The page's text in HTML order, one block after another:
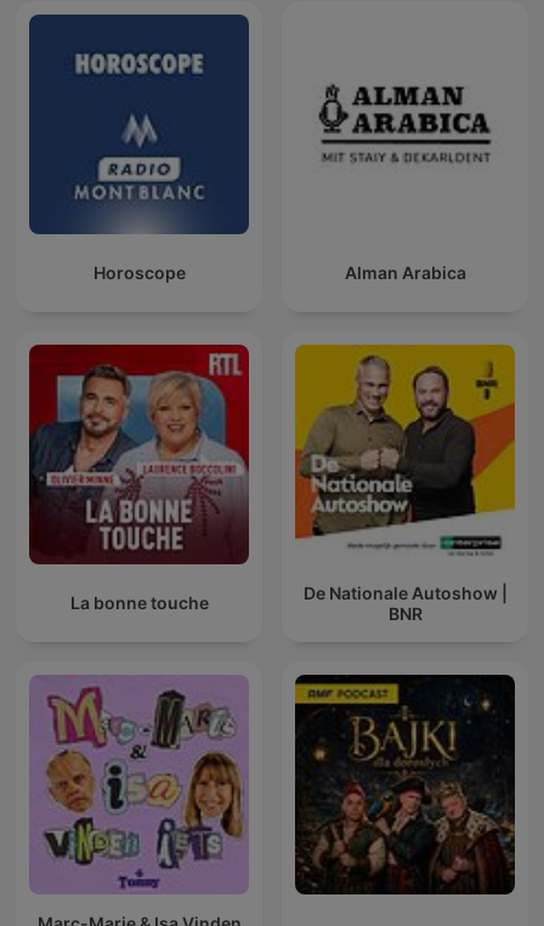
Horoscope Alman Arabica
La bonne touche
De Nationale Autoshow |
BNR